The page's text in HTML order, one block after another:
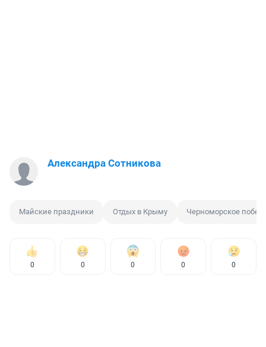
Александра Сотникова
Майские праздники Отдых в Крыму Черноморское
0 0 0 0 0